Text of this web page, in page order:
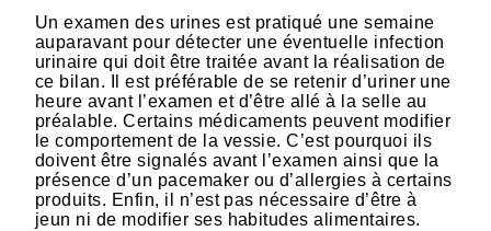
Un examen des urines est pratiqué une semaine
auparavant pour détecter une éventuelle infection
urinaire qui doit être traitée avant la réalisation de
ce bilan. Il est préférable de se retenir d’uriner une
heure avant l’examen et d’être allé à la selle au
préalable. Certains médicaments peuvent modifier
le comportement de la vessie. C’est pourquoi ils
doivent être signalés avant l’examen ainsi que la
présence d’un pacemaker ou d’allergies à certains
produits. Enfin, il n’est pas nécessaire d’être à
jeun ni de modifier ses habitudes alimentaires.